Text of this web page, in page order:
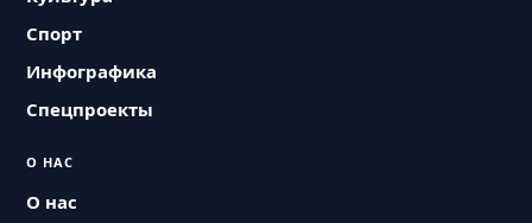
Спорт
Инфографика
Спецпроекты
О НАС
О нас